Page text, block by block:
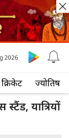
क्रिकेट ज्योतिष
2026
यात्रियों